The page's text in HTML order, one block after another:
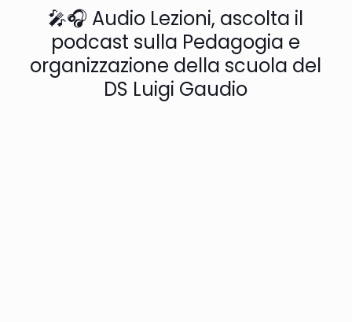
🎤🎧 Audio Lezioni, ascolta il
podcast sulla Pedagogia e
organizzazione della scuola del
DS Luigi Gaudio